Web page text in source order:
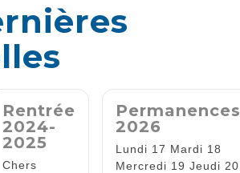
Rentrée
2024-
2025
Chers
Permanences
2026
Lundi 17 Mardi 18
Mercredi 19 Jeudi 20